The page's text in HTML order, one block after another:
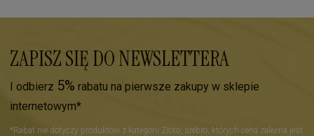
ZAPISZ SIĘ DO NEWSLETTERA
I odbierz 5% rabatu na pierwsze zakupy w sklepie
internetowym*
*Rabat nie dotyczy produktów z kategorii Złoto, srebro, których cena zależna jest